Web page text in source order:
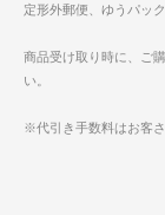
定形外郵便、ゆうパッ
商品受け取り時に、ご
い。
※代引き手数料はお客